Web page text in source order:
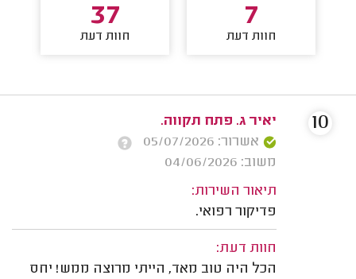
7
חוות דעת
37
חוות דעת
יאיר ג. פתח תקווה.
אשרור: 05/07/2026
משוב: 04/06/2026
תיאור השירות:
פדיקור רפואי.
חוות דעת:
הכל היה טוב מאד, הייתי מרוצה ממש! יחס
10